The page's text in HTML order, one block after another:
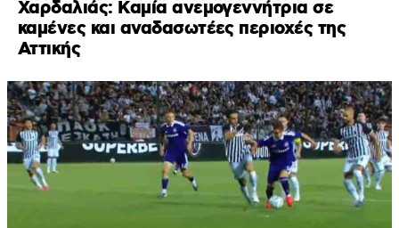
Χαρδαλιάς: Καμία ανεμογεννήτρια σε
καμένες και αναδασωτέες περιοχές της
Αττικής